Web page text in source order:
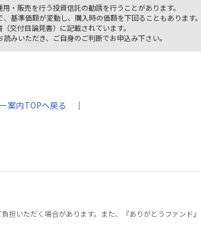
・販売を行う投資信託の勧誘を行うことがあります。
基準価額が変動し、購入時の価額を下回ることもあります。
交付目論見書）に記載されています。
みいただき、ご自身のご判断でお申込み下さい。
案内TOPへ戻る ｜
担いただく場合があります。また、『ありがとうファンド